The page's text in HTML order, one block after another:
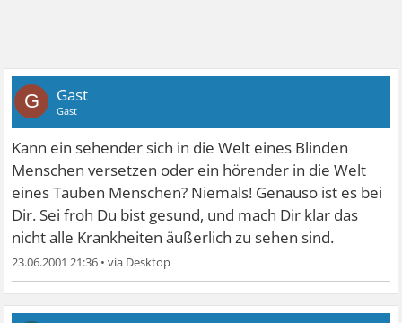
G Gast
Gast
Kann ein sehender sich in die Welt eines Blinden
Menschen versetzen oder ein hörender in die Welt
eines Tauben Menschen? Niemals! Genauso ist es bei
Dir. Sei froh Du bist gesund, und mach Dir klar das
nicht alle Krankheiten äußerlich zu sehen sind.
23.06.2001 21:36 •